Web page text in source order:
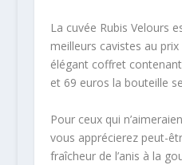
La cuvée Rubis Velours
meilleurs cavistes au
élégant coffret
et 69 euros la bouteille
Pour ceux qui
vous apprécierez peut-
fraîcheur de l’anis à la